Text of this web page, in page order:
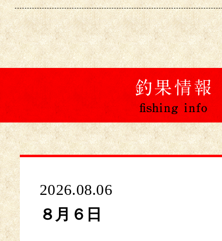
2026.08.06
８月６日